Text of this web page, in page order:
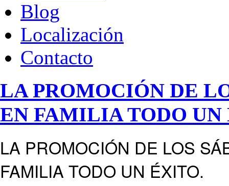
Blog
Localización
Contacto
LA PROMOCIÓN DE
EN FAMILIA TODO UN
LA PROMOCIÓN DE LOS
FAMILIA TODO UN ÉXITO.